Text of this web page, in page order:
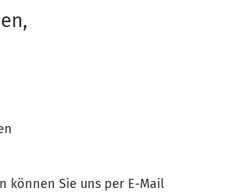
können Sie uns per E-Mail